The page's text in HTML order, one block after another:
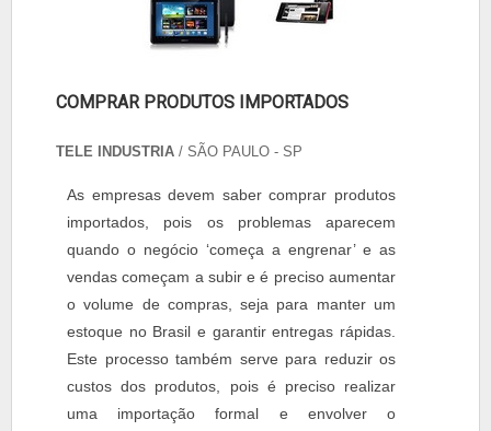
COMPRAR PRODUTOS IMPORTADOS
TELE INDUSTRIA / SÃO PAULO - SP
As empresas devem saber comprar produtos
importados, pois os problemas aparecem
quando o negócio ‘começa a engrenar’ e as
vendas começam a subir e é preciso aumentar
o volume de compras, seja para manter um
estoque no Brasil e garantir entregas rápidas.
Este processo também serve para reduzir os
custos dos produtos, pois é preciso realizar
uma importação formal e envolver o